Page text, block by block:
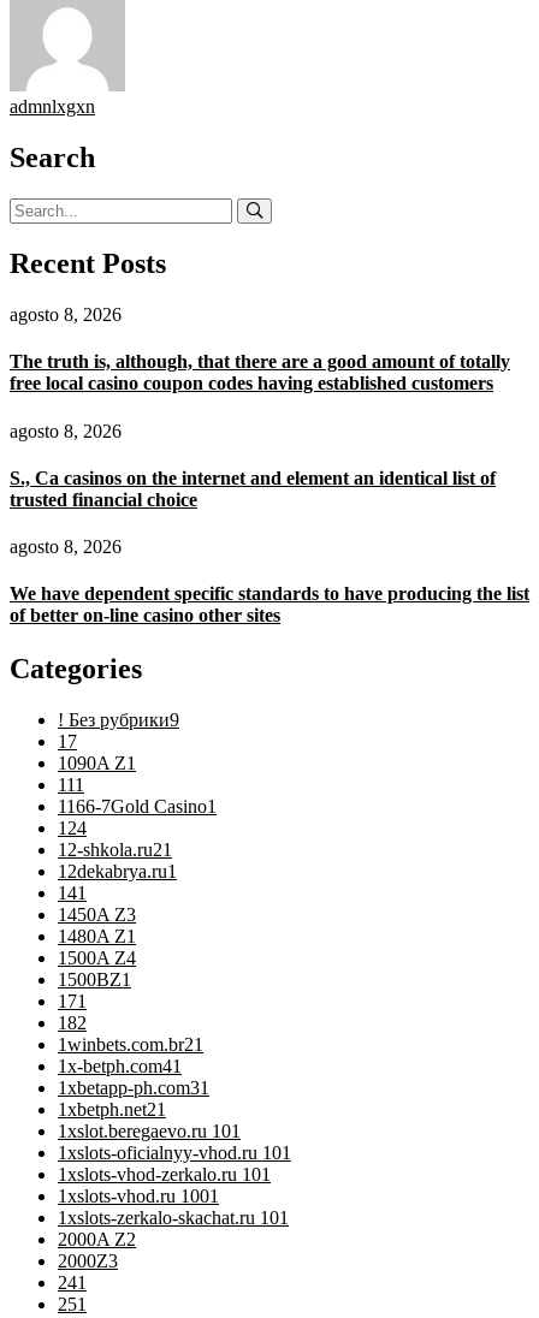
admnlxgxn
Search
Recent Posts
agosto 8, 2026
The truth is, although, that there are a good amount of totally
free local casino coupon codes having established customers
agosto 8, 2026
S., Ca casinos on the internet and element an identical list of
trusted financial choice
agosto 8, 2026
We have dependent specific standards to have producing the list
of better on-line casino other sites
Categories
! Без рубрики9
1 7
1090A Z1
111
1166-7Gold Casino1
124
12-shkola.ru21
12dekabrya.ru1
141
1450A Z3
1480A Z1
1500A Z4
1500BZ1
171
182
1winbets.com.br21
1x-betph.com41
1xbetapp-ph.com31
1xbetph.net21
1xslot.beregaevo.ru 101
1xslots-oficialnyy-vhod.ru 101
1xslots-vhod-zerkalo.ru 101
1xslots-vhod.ru 1001
1xslots-zerkalo-skachat.ru 101
2000A Z2
2000Z3
241
251